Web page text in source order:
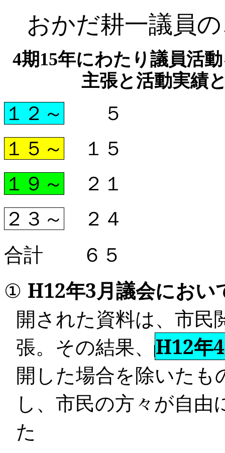
おかだ耕一議員
4期15年にわたり議員活
主張と活動実績
１２～
５
１５～
１５
１９～
２１
２３～
２４
合計 ６５
① H12年3月議会におい
開された資料は、市
張。その結果、 H12年
開した場合を除いたも
し、市民の方々が自
た